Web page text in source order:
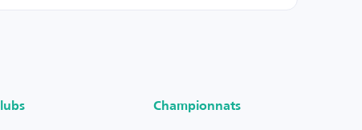
Championnats